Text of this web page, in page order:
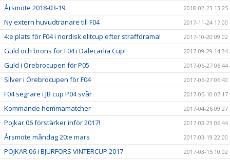
Årsmöte 2018-03-19 2018-02-23 13:25
Ny extern huvudtränare till F04 2017-11-24 17:00
4:e plats för F04 i nordisk elitcup efter straffdrama! 2017-10-20 09:02
Guld och brons för F04 i Dalecarlia Cup! 2017-09-29 14:34
Guld i Örebrocupen för P05 2017-06-27 06:44
Silver i Örebrocupen för F04 2017-06-27 06:40
F04 segrare i JB cup P04 svår 2017-05-10 07:17
Kommande hemmamatcher 2017-04-26 09:27
Pojkar 06 förstärker inför 2017! 2017-03-23 06:44
Årsmöte måndag 20:e mars 2017-03-19 22:00
POJKAR 06 i BJURFORS VINTERCUP 2017 2017-03-15 10:02